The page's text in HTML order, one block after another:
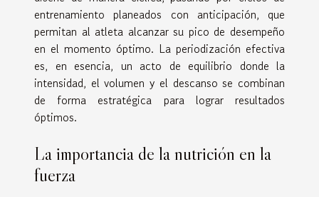
entrenamiento planeados con anticipación, que
permitan al atleta alcanzar su pico de desempeño
en el momento óptimo. La periodización efectiva
es, en esencia, un acto de equilibrio donde la
intensidad, el volumen y el descanso se combinan
de forma estratégica para lograr resultados
óptimos.
La importancia de la nutrición en la
fuerza